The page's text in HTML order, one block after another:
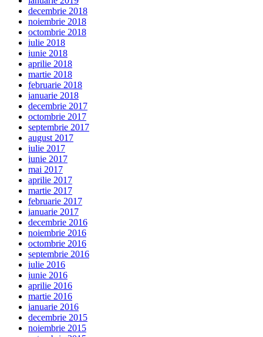
decembrie 2018
noiembrie 2018
octombrie 2018
iulie 2018
iunie 2018
aprilie 2018
martie 2018
februarie 2018
ianuarie 2018
decembrie 2017
octombrie 2017
septembrie 2017
august 2017
iulie 2017
iunie 2017
mai 2017
aprilie 2017
martie 2017
februarie 2017
ianuarie 2017
decembrie 2016
noiembrie 2016
octombrie 2016
septembrie 2016
iulie 2016
iunie 2016
aprilie 2016
martie 2016
ianuarie 2016
decembrie 2015
noiembrie 2015